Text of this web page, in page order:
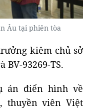
Âu tại phiên tòa
kiêm chủ sở
BV-93269-TS.
án điển hình về
thuyền viên Việt